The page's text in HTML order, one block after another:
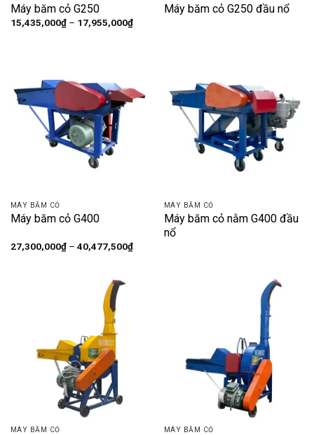
Máy băm cỏ G250
15,435,000₫ – 17,955,000₫Khoảng
giá:
Máy băm cỏ G250 đầu nổ
MÁY BĂM CỎ
Máy băm cỏ G400
27,300,000₫ – 40,477,500₫Khoảng
giá:
MÁY BĂM CỎ
Máy băm cỏ nằm G400 đầu
nổ
MÁY BĂM CỎ MÁY BĂM CỎ